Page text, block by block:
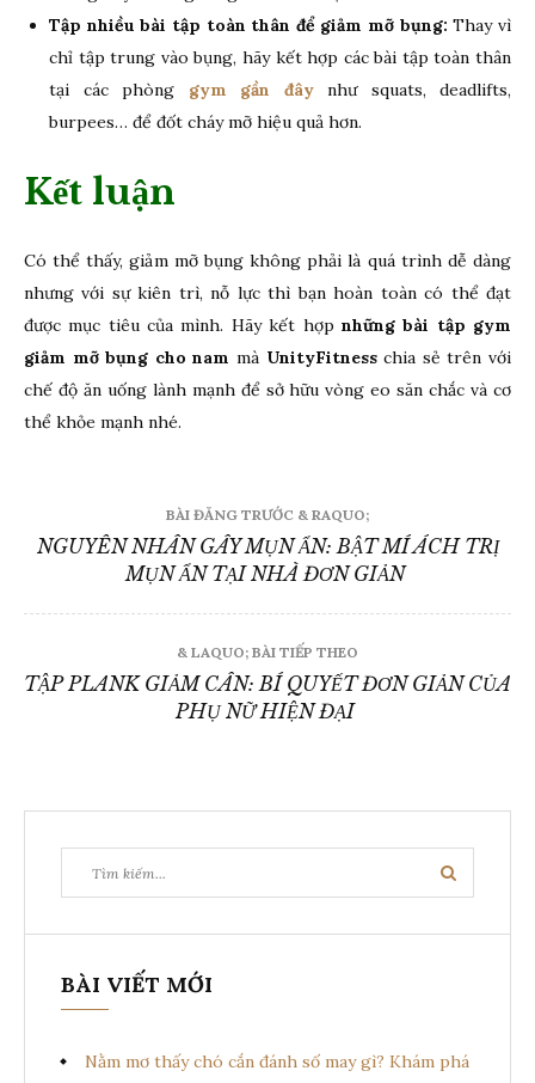
Tập nhiều bài tập toàn thân để giảm mỡ bụng: Thay vì
chỉ tập trung vào bụng, hãy kết hợp các bài tập toàn thân
tại các phòng gym gần đâynhư squats, deadlifts,
burpees… để đốt cháy mỡ hiệu quả hơn.
Kết luận
Có thể thấy, giảm mỡ bụng không phải là quá trình dễ dàng
nhưng với sự kiên trì, nỗ lực thì bạn hoàn toàn có thể đạt
được mục tiêu của mình. Hãy kết hợp những bài tập gym
giảm mỡ bụng cho nam mà UnityFitnesschia sẻ trên với
chế độ ăn uống lành mạnh để sở hữu vòng eo săn chắc và cơ
thể khỏe mạnh nhé.
Đ
ề
u
ớ
b
BÀI ĐĂNG TRƯỚC & RAQUO;
NGUYÊN NHÂN GÂY MỤN ẨN: BẬT MÍ ÁCH TRỊ
MỤN ẨN TẠI NHÀ ĐƠN GIẢN
& LAQUO; BÀI TIẾP THEO
TẬP PLANK GIẢM CÂN: BÍ QUYẾT ĐƠN GIẢN CỦA
PHỤ NỮ HIỆN ĐẠI
ì
i
m
T
ì
i
BÀI VIẾT MỚI
Nằm mơ thấy chó cắn đánh số may gì? Khám phá